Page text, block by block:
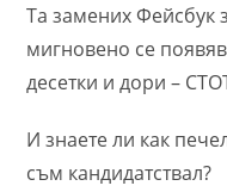
Тазамених Фейсбук
мигновено се
десетки и дори –
И знаете ли как
съм кандидатствал?